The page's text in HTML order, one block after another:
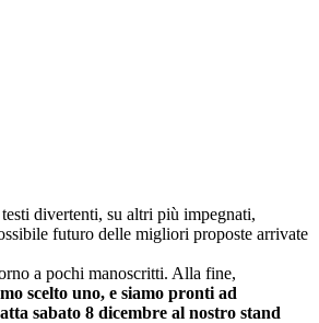
divertenti, su altri più impegnati,
futuro delle migliori proposte arrivate
a pochi manoscritti. Alla fine,
scelto uno, e siamo pronti ad
sabato 8 dicembre al nostro stand